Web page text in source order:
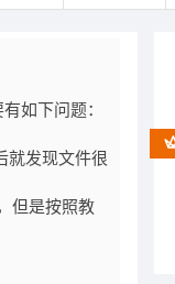
如下问题：
就发现文件很
但是按照教